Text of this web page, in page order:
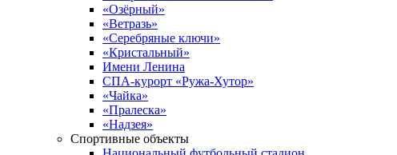
«Озёрный»
«Ветразь»
«Серебряные ключи»
«Кристальный»
Имени Ленина
СПА-курорт «Ружа-Хутор»
«Чайка»
«Пралеска»
«Надзея»
Спортивные объекты